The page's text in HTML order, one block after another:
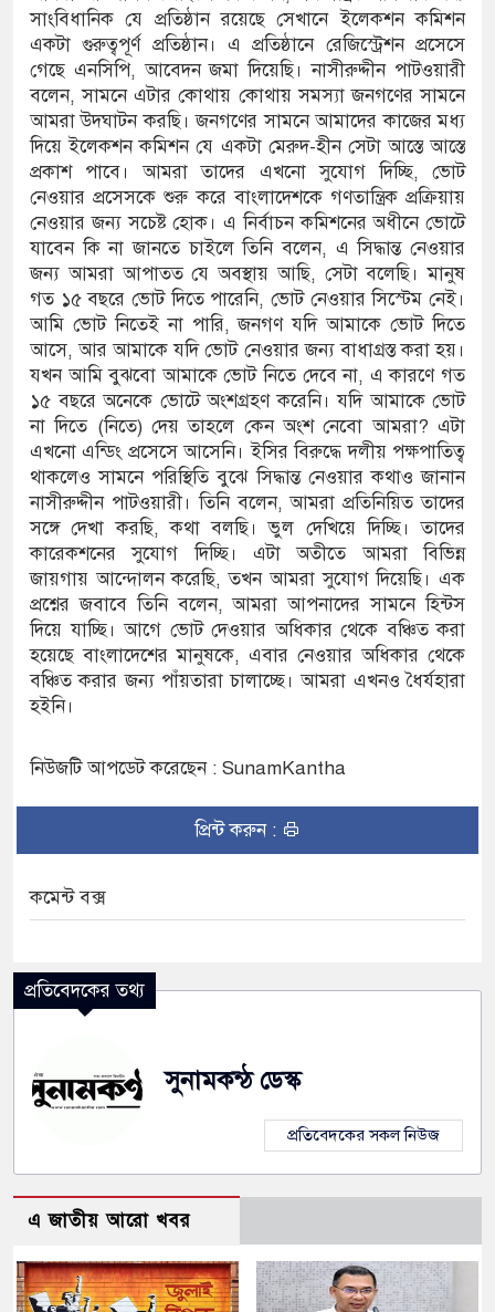
ধর্মের নামে বিভেদ সৃষ্টি করছে : মির্জা
সাংবিধানিক যে প্রতিষ্ঠান রয়েছে সেখানে ইলেকশন কমিশন
একটা গুরুত্বপূর্ণ প্রতিষ্ঠান। এ প্রতিষ্ঠানে রেজিস্ট্রেশন প্রসেসে
গেছে এনসিপি, আবেদন জমা দিয়েছি। নাসীরুদ্দীন পাটওয়ারী
বলেন, সামনে এটার কোথায় কোথায় সমস্যা জনগণের সামনে
আমরা উদঘাটন করছি। জনগণের সামনে আমাদের কাজের মধ্য
দিয়ে ইলেকশন কমিশন যে একটা মেরুদ-হীন সেটা আস্তে আস্তে
প্রকাশ পাবে। আমরা তাদের এখনো সুযোগ দিচ্ছি, ভোট
নেওয়ার প্রসেসকে শুরু করে বাংলাদেশকে গণতান্ত্রিক প্রক্রিয়ায়
নেওয়ার জন্য সচেষ্ট হোক। এ নির্বাচন কমিশনের অধীনে ভোটে
যাবেন কি না জানতে চাইলে তিনি বলেন, এ সিদ্ধান্ত নেওয়ার
জন্য আমরা আপাতত যে অবস্থায় আছি, সেটা বলেছি। মানুষ
গত ১৫ বছরে ভোট দিতে পারেনি, ভোট নেওয়ার সিস্টেম নেই।
আমি ভোট নিতেই না পারি, জনগণ যদি আমাকে ভোট দিতে
আসে, আর আমাকে যদি ভোট নেওয়ার জন্য বাধাগ্রস্ত করা হয়।
যখন আমি বুঝবো আমাকে ভোট নিতে দেবে না, এ কারণে গত
১৫ বছরে অনেকে ভোটে অংশগ্রহণ করেনি। যদি আমাকে ভোট
না দিতে (নিতে) দেয় তাহলে কেন অংশ নেবো আমরা? এটা
এখনো এন্ডিং প্রসেসে আসেনি। ইসির বিরুদ্ধে দলীয় পক্ষপাতিত্ব
থাকলেও সামনে পরিস্থিতি বুঝে সিদ্ধান্ত নেওয়ার কথাও জানান
নাসীরুদ্দীন পাটওয়ারী। তিনি বলেন, আমরা প্রতিনিয়িত তাদের
সঙ্গে দেখা করছি, কথা বলছি। ভুল দেখিয়ে দিচ্ছি। তাদের
কারেকশনের সুযোগ দিচ্ছি। এটা অতীতে আমরা বিভিন্ন
জায়গায় আন্দোলন করেছি, তখন আমরা সুযোগ দিয়েছি। এক
প্রশ্নের জবাবে তিনি বলেন, আমরা আপনাদের সামনে হিন্টস
দিয়ে যাচ্ছি। আগে ভোট দেওয়ার অধিকার থেকে বঞ্চিত করা
হয়েছে বাংলাদেশের মানুষকে, এবার নেওয়ার অধিকার থেকে
বঞ্চিত করার জন্য পাঁয়তারা চালাচ্ছে। আমরা এখনও ধৈর্যহারা
হইনি।
নিউজটি আপডেট করেছেন : SunamKantha
প্রিন্ট করুন :
কমেন্ট বক্স
প্রতিবেদকের তথ্য
সুনামকন্ঠ ডেস্ক
প্রতিবেদকের সকল নিউজ
এ জাতীয় আরো খবর